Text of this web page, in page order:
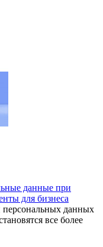
данные при
для бизнеса
персональных данных
все более